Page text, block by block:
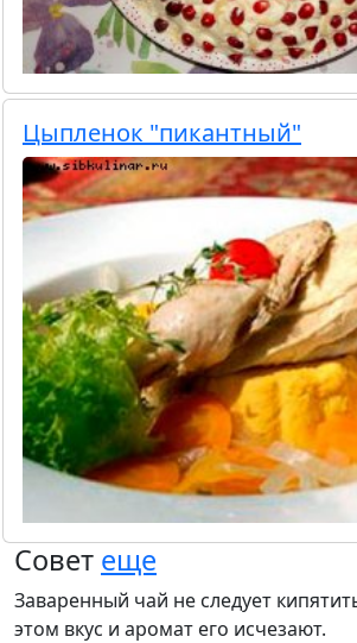
Цыпленок "пикантный"
Совет еще
Заваренный чай не следует
этом вкус и аромат его исчезают.